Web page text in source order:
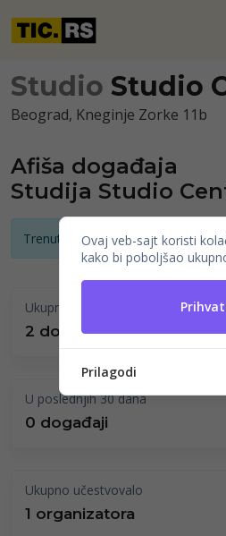
Studio Studio
Beograd, Kneginje Zorke 11b
Afiša događaja
Studija Studio
Trenutno nema najava događaja
Ukupno održano
2 događaji
U poslednjih 30 dana
0 događaji
Ukupno učestvovalo
1 organizatora
Ovaj veb-sajt koristi
kako bi poboljšao
Prilagodi